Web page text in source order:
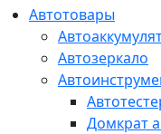
Автотовары
Автозеркало
Домкрат